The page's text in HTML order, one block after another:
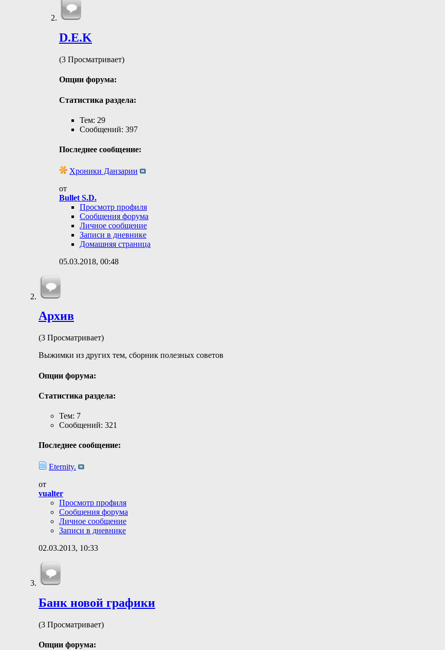
D.E.K
(3 Просматривает)
Опции форума:
Статистика раздела:
Тем: 29
Сообщений: 397
Последнее сообщение:
Хроники Данзарии
от
Bullet S.D.
Просмотр профиля
Сообщения форума
Личное сообщение
Записи в дневнике
Домашняя страница
05.03.2018, 00:48
Архив
(3 Просматривает)
Выжимки из других тем, сборник полезных советов
Опции форума:
Статистика раздела:
Тем: 7
Сообщений: 321
Последнее сообщение:
Eternity.
от
vualter
Просмотр профиля
Сообщения форума
Личное сообщение
Записи в дневнике
02.03.2013, 10:33
Банк новой графики
(3 Просматривает)
Опции форума: